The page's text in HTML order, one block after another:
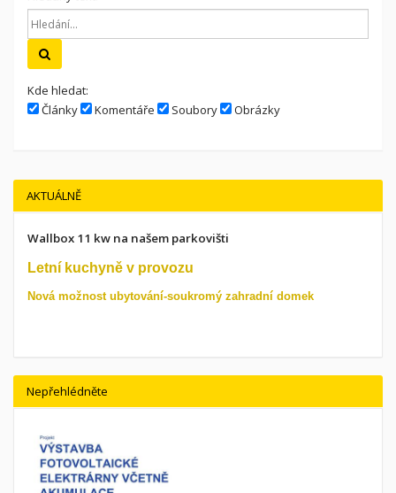
Kde hledat:
Články
Komentáře Soubory Obrázky
AKTUÁLNĚ
Wallbox 11 kw na našem parkovišti
Letní kuchyně v provozu
Nová možnost ubytování-soukromý zahradní domek
Nepřehlédněte